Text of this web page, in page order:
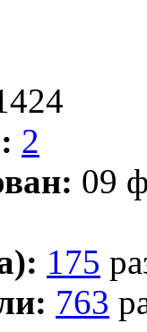
2
09
175
763